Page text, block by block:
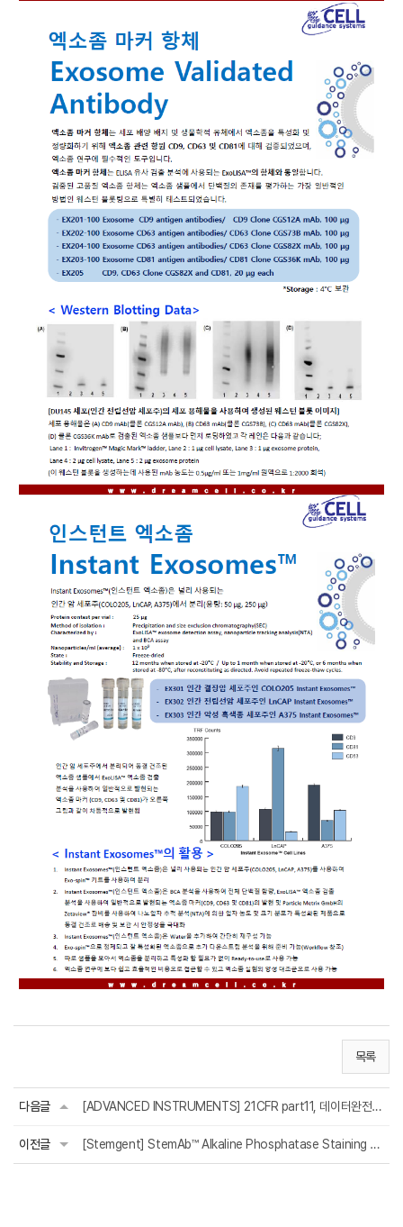
목록
다음글 [ADVANCED INSTRUMENTS] 21CFR part11, 데이터완전성지침, EU Annex.11 만족
이전글 [Stemgent] StemAb™ Alkaline Phosphatase Staining Kit II